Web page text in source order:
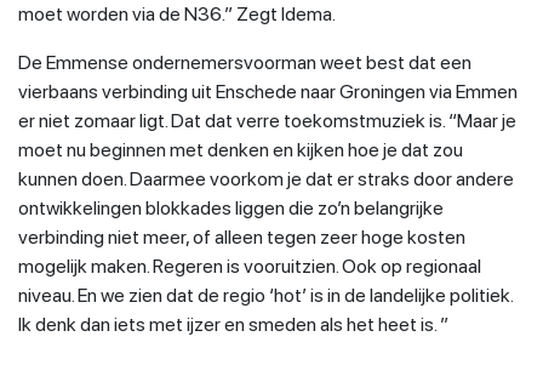
moet worden via de N36.” Zegt Idema.
De Emmense ondernemersvoorman weet best dat een
vierbaans verbinding uit Enschede naar Groningen via Emmen
er niet zomaar ligt. Dat dat verre toekomstmuziek is. “Maar je
moet nu beginnen met denken en kijken hoe je dat zou
kunnen doen. Daarmee voorkom je dat er straks door andere
ontwikkelingen blokkades liggen die zo’n belangrijke
verbinding niet meer, of alleen tegen zeer hoge kosten
mogelijk maken. Regeren is vooruitzien. Ook op regionaal
niveau. En we zien dat de regio ‘hot’ is in de landelijke politiek.
Ik denk dan iets met ijzer en smeden als het heet is. ”